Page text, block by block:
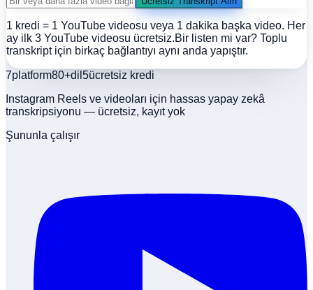
1 kredi = 1 YouTube videosu veya 1 dakika başka video. Her
ay ilk 3 YouTube videosu ücretsiz.Bir listen mi var? Toplu
transkript için birkaç bağlantıyı aynı anda yapıştır.
7platform80+dil 5ücretsiz kredi
Instagram Reels ve videoları için hassas yapay zekâ
transkripsiyonu — ücretsiz, kayıt yok
Şununla çalışır